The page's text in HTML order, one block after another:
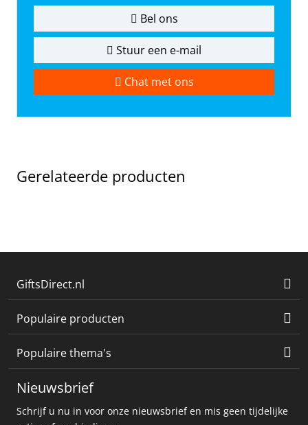
Bel ons
Stuur een e-mail
Chat met ons
Gerelateerde producten
GiftsDirect.nl
Populaire producten
Populaire thema's
Nieuwsbrief
Schrijf u nu in voor onze nieuwsbrief en mis geen tijdelijke